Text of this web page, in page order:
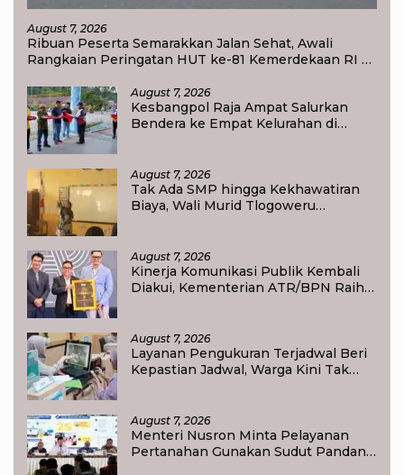
August 7, 2026
Ribuan Peserta Semarakkan Jalan Sehat, Awali
Rangkaian Peringatan HUT ke-81 Kemerdekaan RI di
August 7, 2026
Kesbangpol Raja Ampat Salurkan
Bendera ke Empat Kelurahan di
August 7, 2026
Tak Ada SMP hingga Kekhawatiran
Biaya, Wali Murid Tlogoweru
August 7, 2026
Kinerja Komunikasi Publik Kembali
Diakui, Kementerian ATR/BPN Raih
August 7, 2026
Layanan Pengukuran Terjadwal Beri
Kepastian Jadwal, Warga Kini Tak
August 7, 2026
Menteri Nusron Minta Pelayanan
Pertanahan Gunakan Sudut Pandang